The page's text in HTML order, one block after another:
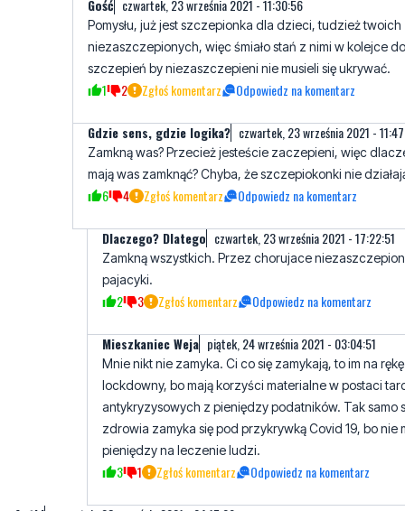
1 2 Zgłoś komentarz Odpowiedz na komentarz
Gdzie sens, gdzie logika? czwartek, 23 września 2021 -
Zamkną was? Przecież jesteście zaczepieni, więc
6 4 Zgłoś komentarz Odpowiedz na komentarz
Dlaczego? Dlatego czwartek, 23 września 2021 - 17:22:51
Zamkną wszystkich. Przez chorujace
2 3 Zgłoś komentarz Odpowiedz na komentarz
Mieszkaniec Weja
Mnie nikt nie zamyka. Ci co się zamykają, to im na
antykryzysowych z pieniędzy podatników. Tak samo
zdrowia zamyka się pod przykrywką Covid 19, bo nie
pieniędzy na leczenie ludzi.
3 1 Zgłoś komentarz Odpowiedz na komentarz
czwartek, 23 września 2021 - 04:17:09
Zajrzałem tak z czystej ciekawości a tu jak zawsze większość to